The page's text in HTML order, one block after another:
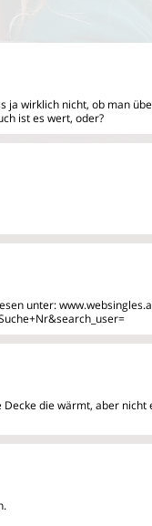
ja wirklich nicht, ob man
ist es wert, oder?
unter:
die wärmt, aber nicht